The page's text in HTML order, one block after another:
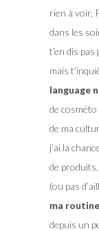
rien à voir,
dans les
t’en dis
mais
language
de
de ma
j’ai la
de produits,
(ou pas
ma
depuis un